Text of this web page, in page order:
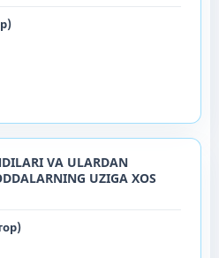
VA ULARDAN
UZIGA XOS